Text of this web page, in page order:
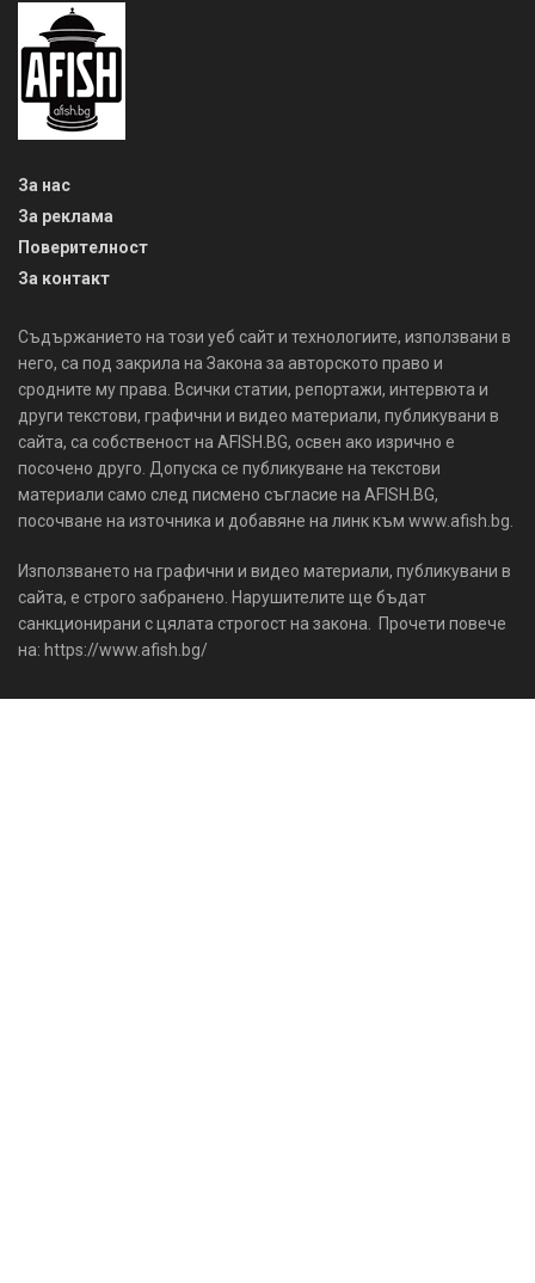
За нас
За реклама
Поверителност
За контакт
Съдържанието на този уеб сайт и технологиите, използвани в
него, са под закрила на Закона за авторското право и
сродните му права. Всички статии, репортажи, интервюта и
други текстови, графични и видео материали, публикувани в
сайта, са собственост на AFISH.BG, освен ако изрично е
посочено друго. Допуска се публикуване на текстови
материали само след писмено съгласие на AFISH.BG,
посочване на източника и добавяне на линк към www.afish.bg.
Използването на графични и видео материали, публикувани в
сайта, е строго забранено. Нарушителите ще бъдат
санкционирани с цялата строгост на закона. Прочети повече
на: https://www.afish.bg/